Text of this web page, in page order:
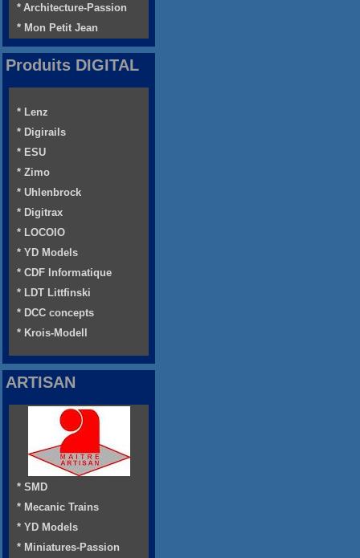
* Architecture-Passion
* Mon Petit Jean
Produits DIGITAL
* Lenz
* Digirails
* ESU
* Zimo
* Uhlenbrock
* Digitrax
* LOCOIO
* YD Models
* CDF Informatique
* LDT Littfinski
* DCC concepts
* Krois-Modell
ARTISAN
* SMD
* Mecanic Trains
* YD Models
* Miniatures-Passion